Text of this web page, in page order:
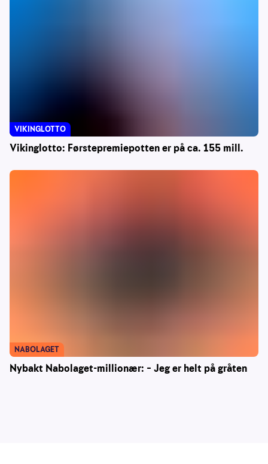
Vikinglotto: Førstepremiepotten er på ca. 155 mill.
VIKINGLOTTO
Nybakt Nabolaget-millionær: – Jeg er helt på gråten
NABOLAGET